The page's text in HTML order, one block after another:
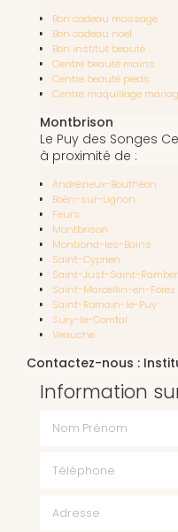
Bon cadeau massage
Bon cadeau noël
Bon institut beauté
Centre beauté mains
Centre beauté pieds
Centre maquillage
Montbrison
Le Puy des Songes
à proximité de :
Andrézieux-Bouthéon
Boën-sur-Lignon
Feurs
Montbrison
Montrond-les-Bains
Saint-Cyprien
Saint-Just-Saint-
Saint-Marcellin-en-Forez
Saint-Romain-le-Puy
Sury-le-Comtal
Veauche
Contactez-nous :
Information